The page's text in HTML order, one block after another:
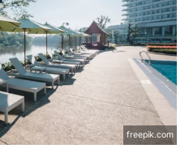
freepik.com